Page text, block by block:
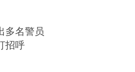
多名警员
招呼